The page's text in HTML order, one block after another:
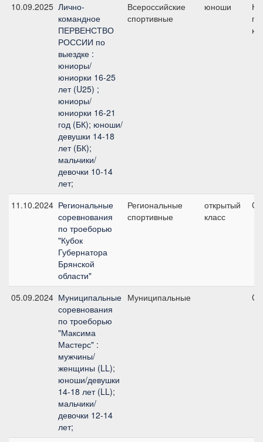
10.09.2025 Лично-
командное
ПЕРВЕНСТВО
РОССИИ по
выездке :
юниоры/
юниорки 16-25
лет (U25) ;
юниоры/
юниорки 16-21
год (БК); юноши/
девушки 14-18
лет (БК);
мальчики/
девочки 10-14
лет;
Всероссийские
спортивные
юноши
11.10.2024 Региональные
соревнования
по троеборью
"Кубок
Губернатора
Брянской
области"
Региональные
спортивные
открытый
класс
05.09.2024 Муниципальные
соревнования
по троеборью
"Максима
Мастерс" :
мужчины/
женщины (LL);
юноши/девушки
14-18 лет (LL);
мальчики/
девочки 12-14
лет;
Муниципальные